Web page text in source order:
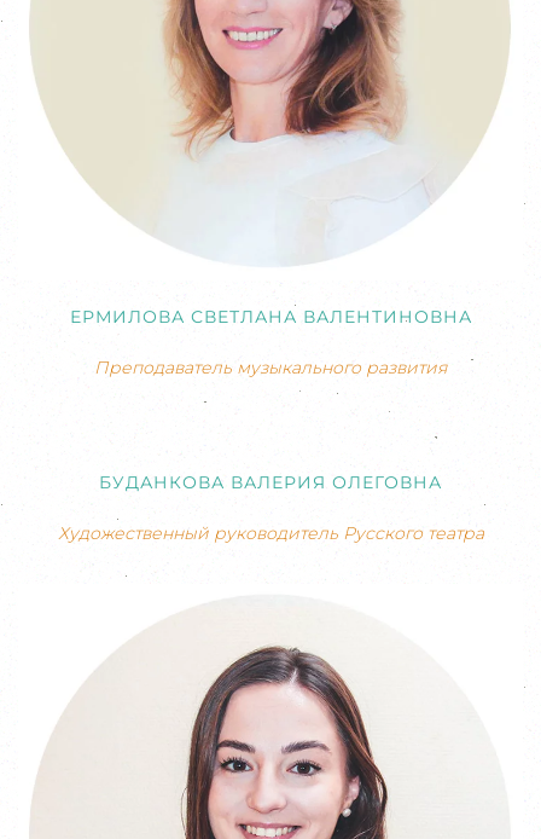
ЕРМИЛОВА СВЕТЛАНА ВАЛЕНТИНОВНА
Преподаватель музыкального развития
БУДАНКОВА ВАЛЕРИЯ ОЛЕГОВНА
Художественный руководитель Русского театра